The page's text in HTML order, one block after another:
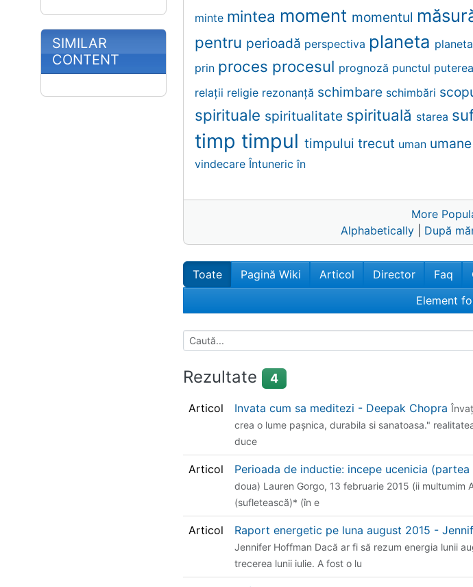
minte mintea moment momentul
pentru perioadă perspectiva planeta
prin proces procesul prognoză punctul puterea
relații religie rezonanţă schimbare schimbări
spirituale spiritualitate spirituală starea
timptimpultimpuluitrecut uman
vindecareÎntunericîn
More
Alphabetically
După
Toate Pagină Wiki Articol Director Faq
Element
Rezultate 4
Articol Invata cum sa meditezi - Deepak Chopra
crea o lume pașnica, durabila si sanatoasa."
duce
Articol Perioada de inductie: incepe ucenicia (partea
doua) Lauren Gorgo, 13 februarie 2015 (ii
(sufletească)* (în e
Articol Raport energetic pe luna august 2015 -
Jennifer Hoffman Dacă ar fi să rezum energia lunii
trecerea lunii iulie. A fost o lu
SIMILAR
CONTENT